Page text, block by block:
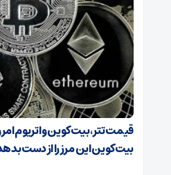
بیت‌کوین این مرز را از دست